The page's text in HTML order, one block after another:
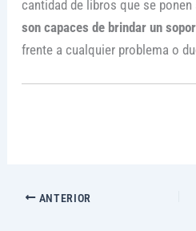
cantidad de libros que se ponen
son capaces de brindar un
frente a cualquier problema o
ANTERIOR